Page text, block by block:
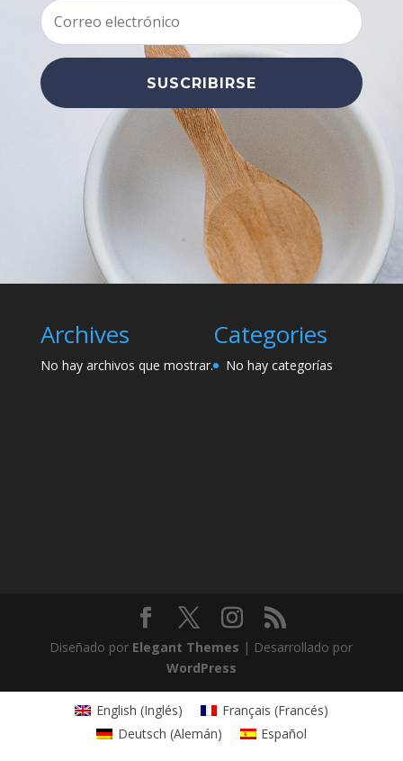
SUSCRIBIRSE
Archives
No hay archivos que mostrar.
Categories
No hay categorías
Diseñado por Elegant Themes | Desarrollado por
WordPress
English (Inglés) Français (Francés)
Deutsch (Alemán) Español